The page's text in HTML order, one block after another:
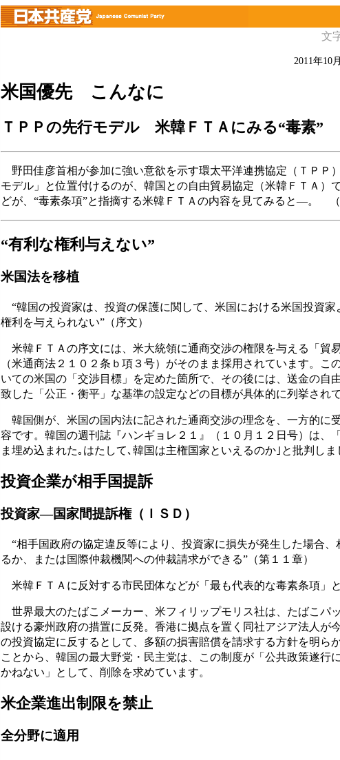
文
2011年10
米国優先 こんなに
ＴＰＰの先行モデル 米韓ＦＴＡにみる“毒素”
野田佳彦首相が参加に強い意欲を示す環太平洋連携協定（ＴＰＰ
モデル」と位置付けるのが、韓国との自由貿易協定（米韓ＦＴＡ）
どが、“毒素条項”と指摘する米韓ＦＴＡの内容を見てみると―。 （
“有利な権利与えない”
米国法を移植
“韓国の投資家は、投資の保護に関して、米国における米国投資家
権利を与えられない”（序文）
米韓ＦＴＡの序文には、米大統領に通商交渉の権限を与える「貿
（米通商法２１０２条ｂ項３号）がそのまま採用されています。こ
いての米国の「交渉目標」を定めた箇所で、その後には、送金の自
致した「公正・衡平」な基準の設定などの目標が具体的に列挙されて
韓国側が、米国の国内法に記された通商交渉の理念を、一方的に
容です。韓国の週刊誌『ハンギョレ２１』（１０月１２日号）は、
ま埋め込まれた｡はたして､韓国は主権国家といえるのか｣と批判しま
投資企業が相手国提訴
投資家―国家間提訴権（ＩＳＤ）
“相手国政府の協定違反等により、投資家に損失が発生した場合、
るか、または国際仲裁機関への仲裁請求ができる”（第１１章）
米韓ＦＴＡに反対する市民団体などが「最も代表的な毒素条項」
世界最大のたばこメーカー、米フィリップモリス社は、たばこパ
設ける豪州政府の措置に反発。香港に拠点を置く同社アジア法人が
の投資協定に反するとして、多額の損害賠償を請求する方針を明ら
ことから、韓国の最大野党・民主党は、この制度が「公共政策遂行
かねない」として、削除を求めています。
米企業進出制限を禁止
全分野に適用